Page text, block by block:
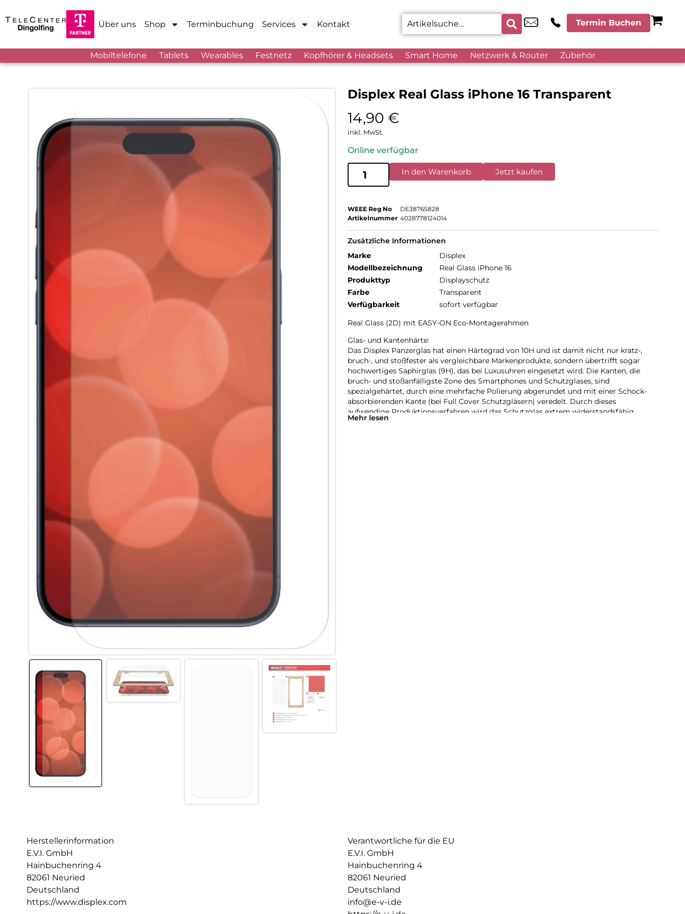
Über uns Shop Terminbuchung Services Kontakt Termin Buchen
Mobiltelefone Tablets Wearables Festnetz Kopfhörer & Headsets Smart Home Netzwerk & Router Zubehör
Displex Real Glass iPhone 16 Transparent
14,90 €
inkl. MwSt.
Online verfügbar
In den Warenkorb Jetzt kaufen
WEEE Reg No
DE38765828
Artikelnummer 4028778124014
Zusätzliche Informationen
Marke
Displex
Modellbezeichnung
Real Glass iPhone 16
Produkttyp
Displayschutz
Farbe
Transparent
Verfügbarkeit
sofort verfügbar
Real Glass (2D) mit EASY-ON Eco-Montagerahmen
Glas- und Kantenhärte:
Das Displex Panzerglas hat einen Härtegrad von 10H und ist damit nicht nur kratz-,
bruch-, und stoßfester als vergleichbare Markenprodukte, sondern übertrifft sogar
hochwertiges Saphirglas (9H), das bei Luxusuhren eingesetzt wird. Die Kanten, die
bruch- und stoßanfälligste Zone des Smartphones und Schutzglases, sind
spezialgehärtet, durch eine mehrfache Polierung abgerundet und mit einer Schock-
absorbierenden Kante (bei Full Cover Schutzgläsern) veredelt. Durch dieses
aufwendige Produktionsverfahren wird das Schutzglas extrem widerstandsfähig
gegen Schläge, Stöße und Bruch und ist zugleich besonders angenehm bei der
Mehr lesen
Herstellerinformation
E.V.I. GmbH
Hainbuchenring 4
82061 Neuried
Deutschland
https://www.displex.com
Verantwortliche für die EU
E.V.I. GmbH
Hainbuchenring 4
82061 Neuried
Deutschland
info@e-v-i.de